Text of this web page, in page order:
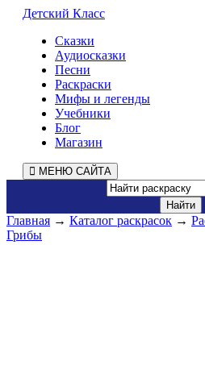
Детский Класс
Сказки
Аудиосказки
Песни
Раскраски
Мифы и легенды
Учебники
Блог
Магазин
МЕНЮ САЙТА
Главная → Каталог раскрасок →
Грибы